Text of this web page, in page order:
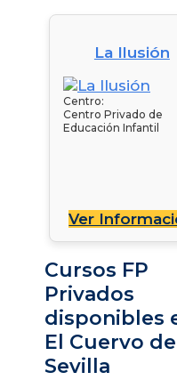
La Ilusión
Centro:
Centro Privado de
Educación Infantil
Ver
Cursos FP
Privados
disponibles
El Cuervo de
Sevilla